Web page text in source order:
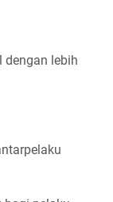
dengan lebih